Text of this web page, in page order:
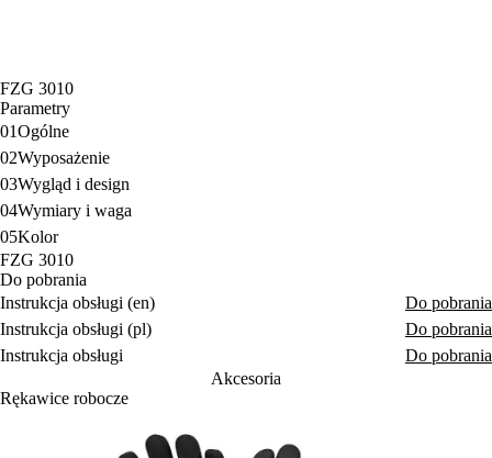
FZG 3010
Parametry
01Ogólne
02Wyposażenie
03Wygląd i design
04Wymiary i waga
05Kolor
FZG 3010
Do pobrania
Instrukcja obsługi (en)
Do pobrania
Instrukcja obsługi (pl)
Do pobrania
Instrukcja obsługi
Do pobrania
Akcesoria
Rękawice robocze